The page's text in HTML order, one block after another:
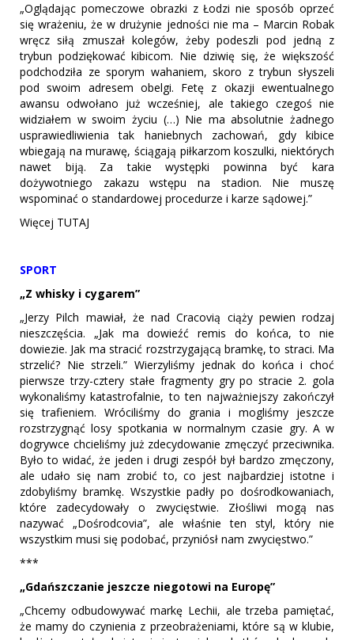
„Oglądając pomeczowe obrazki z Łodzi nie sposób oprzeć
się wrażeniu, że w drużynie jedności nie ma – Marcin Robak
wręcz siłą zmuszał kolegów, żeby podeszli pod jedną z
trybun podziękować kibicom. Nie dziwię się, że większość
podchodziła ze sporym wahaniem, skoro z trybun słyszeli
pod swoim adresem obelgi. Fetę z okazji ewentualnego
awansu odwołano już wcześniej, ale takiego czegoś nie
widziałem w swoim życiu (…) Nie ma absolutnie żadnego
usprawiedliwienia tak haniebnych zachowań, gdy kibice
wbiegają na murawę, ściągają piłkarzom koszulki, niektórych
nawet biją. Za takie występki powinna być kara
dożywotniego zakazu wstępu na stadion. Nie muszę
wspominać o standardowej procedurze i karze sądowej.”
Więcej TUTAJ
SPORT
„Z whisky i cygarem”
„Jerzy Pilch mawiał, że nad Cracovią ciąży pewien rodzaj
nieszczęścia. „Jak ma dowieźć remis do końca, to nie
dowiezie. Jak ma stracić rozstrzygającą bramkę, to straci. Ma
strzelić? Nie strzeli.” Wierzyliśmy jednak do końca i choć
pierwsze trzy-cztery stałe fragmenty gry po stracie 2. gola
wykonaliśmy katastrofalnie, to ten najważniejszy zakończył
się trafieniem. Wróciliśmy do grania i mogliśmy jeszcze
rozstrzygnąć losy spotkania w normalnym czasie gry. A w
dogrywce chcieliśmy już zdecydowanie zmęczyć przeciwnika.
Było to widać, że jeden i drugi zespół był bardzo zmęczony,
ale udało się nam zrobić to, co jest najbardziej istotne i
zdobyliśmy bramkę. Wszystkie padły po dośrodkowaniach,
które zadecydowały o zwycięstwie. Złośliwi mogą nas
nazywać „Dośrodcovia”, ale właśnie ten styl, który nie
wszystkim musi się podobać, przyniósł nam zwycięstwo.”
***
„Gdańszczanie jeszcze niegotowi na Europę”
„Chcemy odbudowywać markę Lechii, ale trzeba pamiętać,
że mamy do czynienia z przeobrażeniami, które są w klubie,